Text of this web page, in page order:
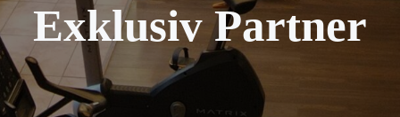
Exklusiv Partner